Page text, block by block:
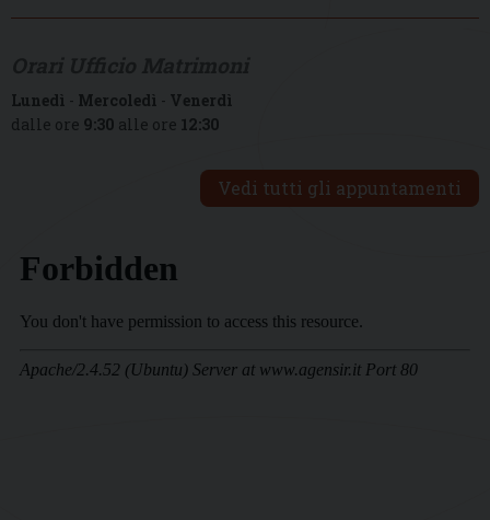
Lunedì - Mercoledì - Venerdì
dalle ore 9:30 alle ore 12:30
Vedi tutti gli appuntamenti